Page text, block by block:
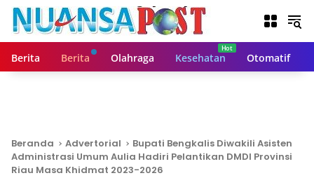
Berita Berita Olahraga Kesehatan Otomatif
Beranda Advertorial
Bupati Bengkalis Diwakili Asisten
Administrasi Umum Aulia Hadiri Pelantikan DMDI Provinsi
Riau Masa Khidmat 2023-2026